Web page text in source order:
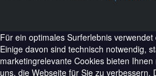
Für ein optimales Surferlebnis
Einige davon sind technisch notwendig,
marketingrelevante Cookies bieten
uns, die Webseite für Sie zu verbessern.